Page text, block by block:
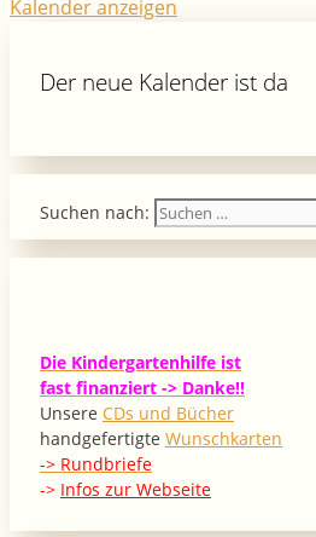
Kalender anzeigen
Der neue Kalender ist da
Suchen nach:
Die Kindergartenhilfe ist
fast finanziert -> Danke!!
Unsere CDs und Bücher
handgefertigte Wunschkarten
-> Rundbriefe
-> Infos zur Webseite